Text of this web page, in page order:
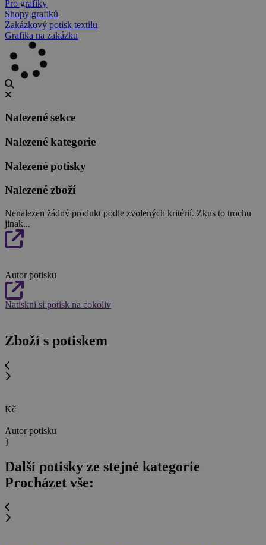
Pro grafiky
Shopy grafiků
Zakázkový potisk textilu
Grafika na zakázku
Nalezené sekce
Nalezené kategorie
Nalezené potisky
Nalezené zboží
Nenalezen žádný produkt podle zvolených kritérií. Zkus to trochu
jinak...
Autor potisku
Natiskni si potisk na cokoliv
Zboží s potiskem
Kč
Autor potisku
}
Další potisky ze stejné kategorie
Procházet vše: